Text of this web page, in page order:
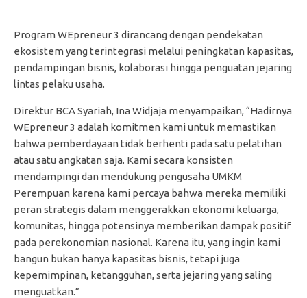
Program WEpreneur 3 dirancang dengan pendekatan
ekosistem yang terintegrasi melalui peningkatan kapasitas,
pendampingan bisnis, kolaborasi hingga penguatan jejaring
lintas pelaku usaha.
Direktur BCA Syariah, Ina Widjaja menyampaikan, “Hadirnya
WEpreneur 3 adalah komitmen kami untuk memastikan
bahwa pemberdayaan tidak berhenti pada satu pelatihan
atau satu angkatan saja. Kami secara konsisten
mendampingi dan mendukung pengusaha UMKM
Perempuan karena kami percaya bahwa mereka memiliki
peran strategis dalam menggerakkan ekonomi keluarga,
komunitas, hingga potensinya memberikan dampak positif
pada perekonomian nasional. Karena itu, yang ingin kami
bangun bukan hanya kapasitas bisnis, tetapi juga
kepemimpinan, ketangguhan, serta jejaring yang saling
menguatkan.”